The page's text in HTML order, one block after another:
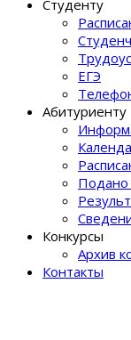
Студенту
ЕГЭ
Абитуриенту
Подано
Конкурсы
Архив
Контакты